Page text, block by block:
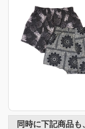
同時に下記商品も